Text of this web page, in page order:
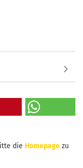
die Homepage zu